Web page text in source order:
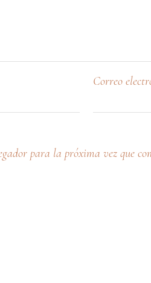
Correo
para la próxima vez que